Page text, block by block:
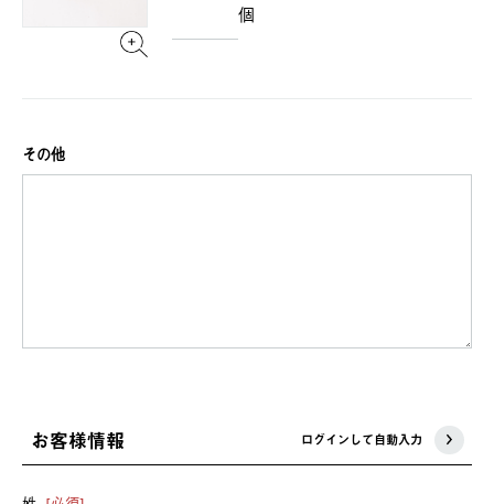
個
その他
お客様情報 ログインして自動入力